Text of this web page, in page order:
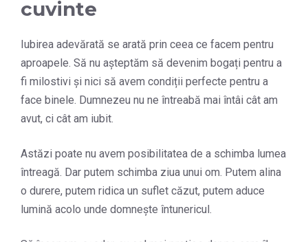
cuvinte
Iubirea adevărată se arată prin ceea ce facem pentru
aproapele. Să nu așteptăm să devenim bogați pentru a
fi milostivi și nici să avem condiții perfecte pentru a
face binele. Dumnezeu nu ne întreabă mai întâi cât am
avut, ci cât am iubit.
Astăzi poate nu avem posibilitatea de a schimba lumea
întreagă. Dar putem schimba ziua unui om. Putem alina
o durere, putem ridica un suflet căzut, putem aduce
lumină acolo unde domnește întunericul.